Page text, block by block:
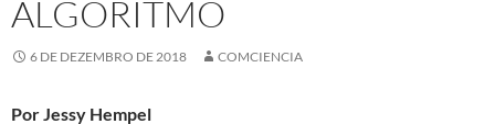
ALGORITMO
6 DE DEZEMBRO DE 2018 COMCIENCIA
Por Jessy Hempel